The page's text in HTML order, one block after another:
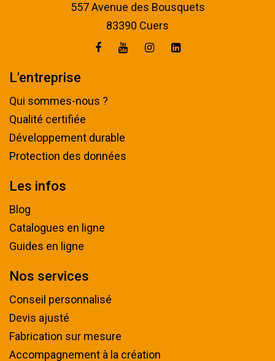
557 Avenue des Bousquets
83390 Cuers
L'entreprise
Qui sommes-nous ?
Qualité certifiée
Développement durable
Protection des données
Les infos
Blog
Catalogues en ligne
Guides en ligne
Nos services
Conseil personnalisé
Devis ajusté
Fabrication sur mesure
Accompagnement à la création